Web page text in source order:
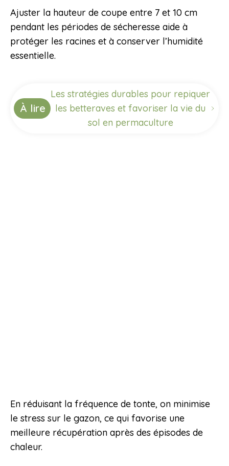
Ajuster la hauteur de coupe entre 7 et 10 cm
pendant les périodes de sécheresse aide à
protéger les racines et à conserver l’humidité
essentielle.
À lire
Les stratégies durables pour repiquer
les betteraves et favoriser la vie du
sol en permaculture
En réduisant la fréquence de tonte, on minimise
le stress sur le gazon, ce qui favorise une
meilleure récupération après des épisodes de
chaleur.